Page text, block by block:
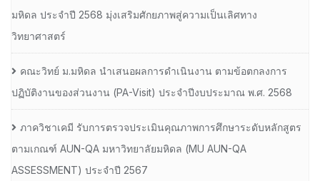
มหิดล ประจำปี 2568 มุ่งเสริมศักยภาพสู่ความเป็นเลิศทาง
วิทยาศาสตร์
คณะวิทย์ ม.มหิดล นำเสนอผลการดำเนินงาน ตามข้อตกลงการ
ปฏิบัติงานของส่วนงาน (PA-Visit) ประจำปีงบประมาณ พ.ศ. 2568
ภาควิชาเคมี รับการตรวจประเมินคุณภาพการศึกษาระดับหลักสูตร
ตามเกณฑ์ AUN-QA มหาวิทยาลัยมหิดล (MU AUN-QA
ASSESSMENT) ประจำปี 2567